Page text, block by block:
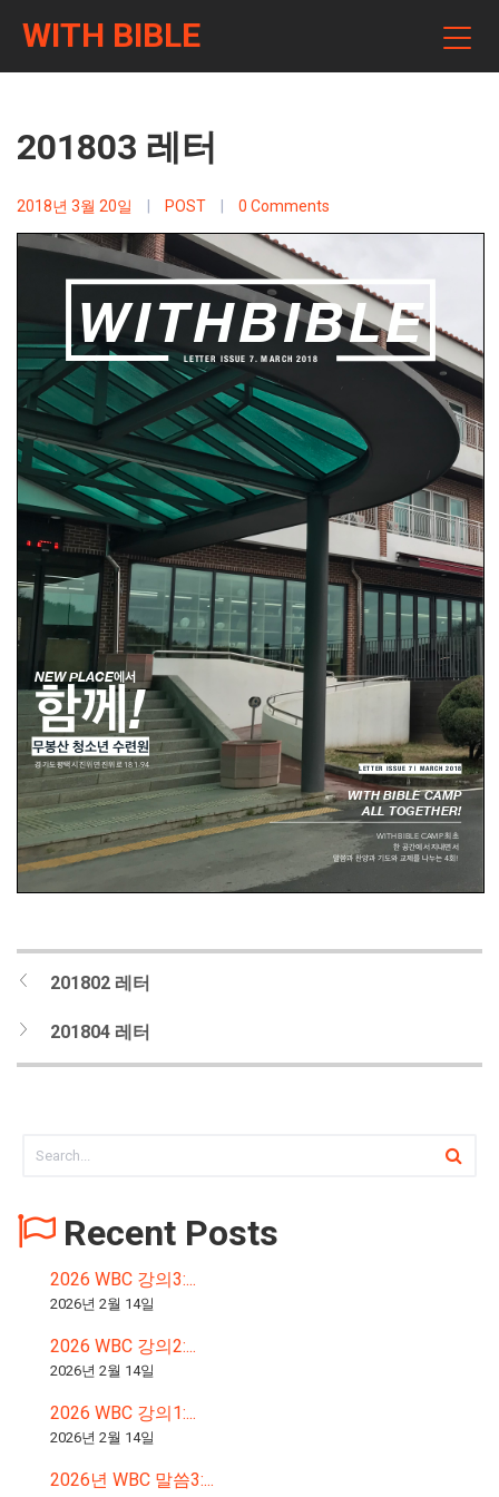
WITH BIBLE
201803 레터
2018년 3월 20일 POST 0 Comments
201802 레터
201804 레터
Recent Posts
2026 WBC 강의3:...
2026년 2월 14일
2026 WBC 강의2:...
2026년 2월 14일
2026 WBC 강의1:...
2026년 2월 14일
2026년 WBC 말씀3:...